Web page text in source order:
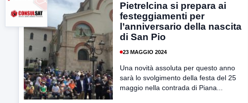
Pietrelcina si prepara ai
festeggiamenti per
l’anniversario della nascita
di San Pio
23 MAGGIO 2024
Una novità assoluta per questo anno
sarà lo svolgimento della festa del 25
maggio nella contrada di Piana...